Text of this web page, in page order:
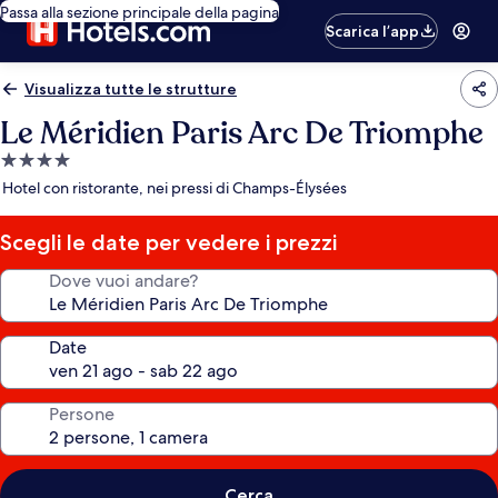
Passa alla sezione principale della pagina
Scarica l’app
Visualizza tutte le strutture
Le Méridien Paris Arc De Triomphe
Struttura
a
stelle
Hotel con ristorante, nei pressi di Champs-Élysées
Scegli le date per vedere i prezzi
Dove vuoi andare?
Date
Persone